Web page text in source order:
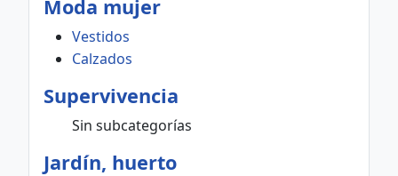
Moda mujer
Vestidos
Calzados
Supervivencia
Sin subcategorías
Jardín, huerto